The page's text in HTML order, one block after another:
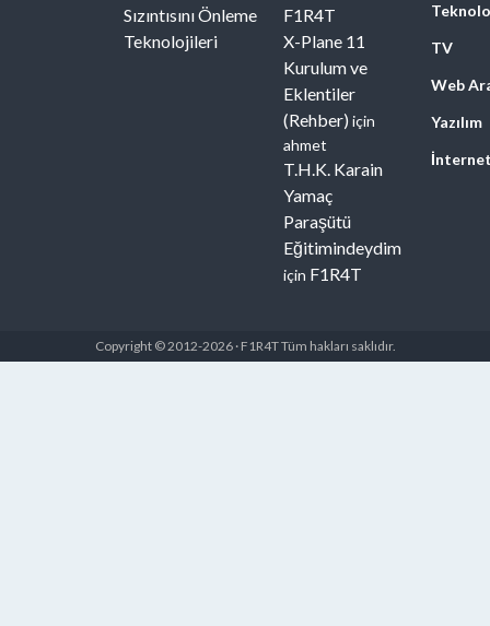
Sızıntısını Önleme
Teknolojileri
F1R4T
X-Plane 11
Kurulum ve
Eklentiler
(Rehber) için
ahmet
T.H.K. Karain
Yamaç
Paraşütü
Eğitimindeydim
için F1R4T
TV
Web
Yazılım
Copyright © 2012-2026 · F1R4T Tüm hakları saklıdır.